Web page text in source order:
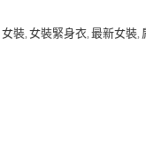
女裝,女裝緊身衣,最新女裝,